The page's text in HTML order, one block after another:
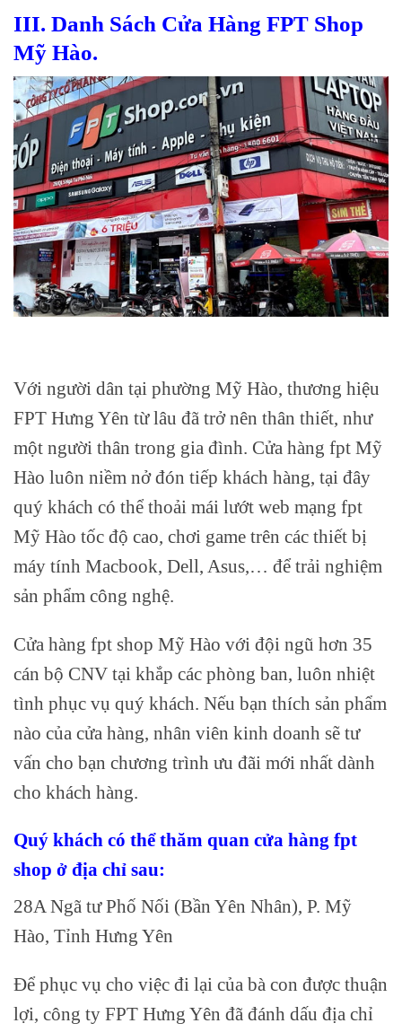
III. Danh Sách Cửa Hàng FPT Shop
Mỹ Hào.
Với người dân tại phường Mỹ Hào, thương hiệu
FPT Hưng Yên từ lâu đã trở nên thân thiết, như
một người thân trong gia đình. Cửa hàng fpt Mỹ
Hào luôn niềm nở đón tiếp khách hàng, tại đây
quý khách có thể thoải mái lướt web mạng fpt
Mỹ Hào tốc độ cao, chơi game trên các thiết bị
máy tính Macbook, Dell, Asus,… để trải nghiệm
sản phẩm công nghệ.
Cửa hàng fpt shop Mỹ Hào với đội ngũ hơn 35
cán bộ CNV tại khắp các phòng ban, luôn nhiệt
tình phục vụ quý khách. Nếu bạn thích sản phẩm
nào của cửa hàng, nhân viên kinh doanh sẽ tư
vấn cho bạn chương trình ưu đãi mới nhất dành
cho khách hàng.
Quý khách có thể thăm quan cửa hàng fpt
shop ở địa chỉ sau:
28A Ngã tư Phố Nối (Bần Yên Nhân), P. Mỹ
Hào, Tỉnh Hưng Yên
Để phục vụ cho việc đi lại của bà con được thuận
lợi, công ty FPT Hưng Yên đã đánh dấu địa chỉ